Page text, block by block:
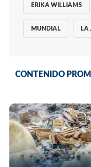
ERIKA WILLIAMS
MUNDIAL LA